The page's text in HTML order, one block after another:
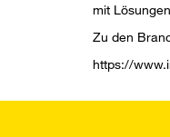
mit
Zu den
https://